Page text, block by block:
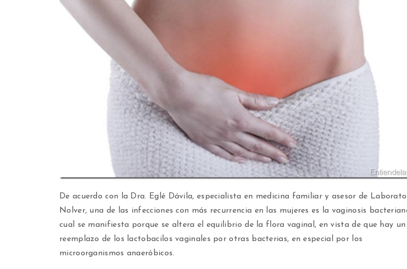
De acuerdo con la Dra. Eglé Dávila, especialista en medicina familiar y asesor de
Nolver, una de las infecciones con más recurrencia en las mujeres es la vaginosis
cual se manifiesta porque se altera el equilibrio de la flora vaginal, en vista de que hay un
reemplazo de los lactobacilos vaginales por otras bacterias, en especial por los
microorganismos anaeróbicos.